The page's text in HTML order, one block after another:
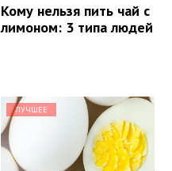
Кому нельзя пить чай с
лимоном: 3 типа людей
ЛУЧШЕЕ